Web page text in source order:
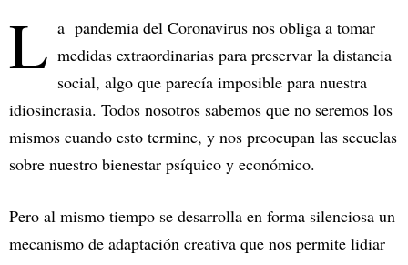
L a pandemia del Coronavirus nos obliga a tomar
medidas extraordinarias para preservar la distancia
social, algo que parecía imposible para nuestra
idiosincrasia. Todos nosotros sabemos que no seremos los
mismos cuando esto termine, y nos preocupan las secuelas
sobre nuestro bienestar psíquico y económico.
Pero al mismo tiempo se desarrolla en forma silenciosa un
mecanismo de adaptación creativa que nos permite lidiar